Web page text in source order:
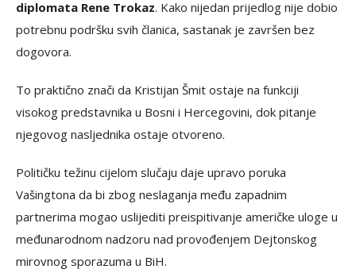
diplomata Rene Trokaz. Kako nijedan prijedlog nije dobio
potrebnu podršku svih članica, sastanak je završen bez
dogovora.
To praktično znači da Kristijan Šmit ostaje na funkciji
visokog predstavnika u Bosni i Hercegovini, dok pitanje
njegovog nasljednika ostaje otvoreno.
Političku težinu cijelom slučaju daje upravo poruka
Vašingtona da bi zbog neslaganja među zapadnim
partnerima mogao uslijediti preispitivanje američke uloge u
međunarodnom nadzoru nad provođenjem Dejtonskog
mirovnog sporazuma u BiH.